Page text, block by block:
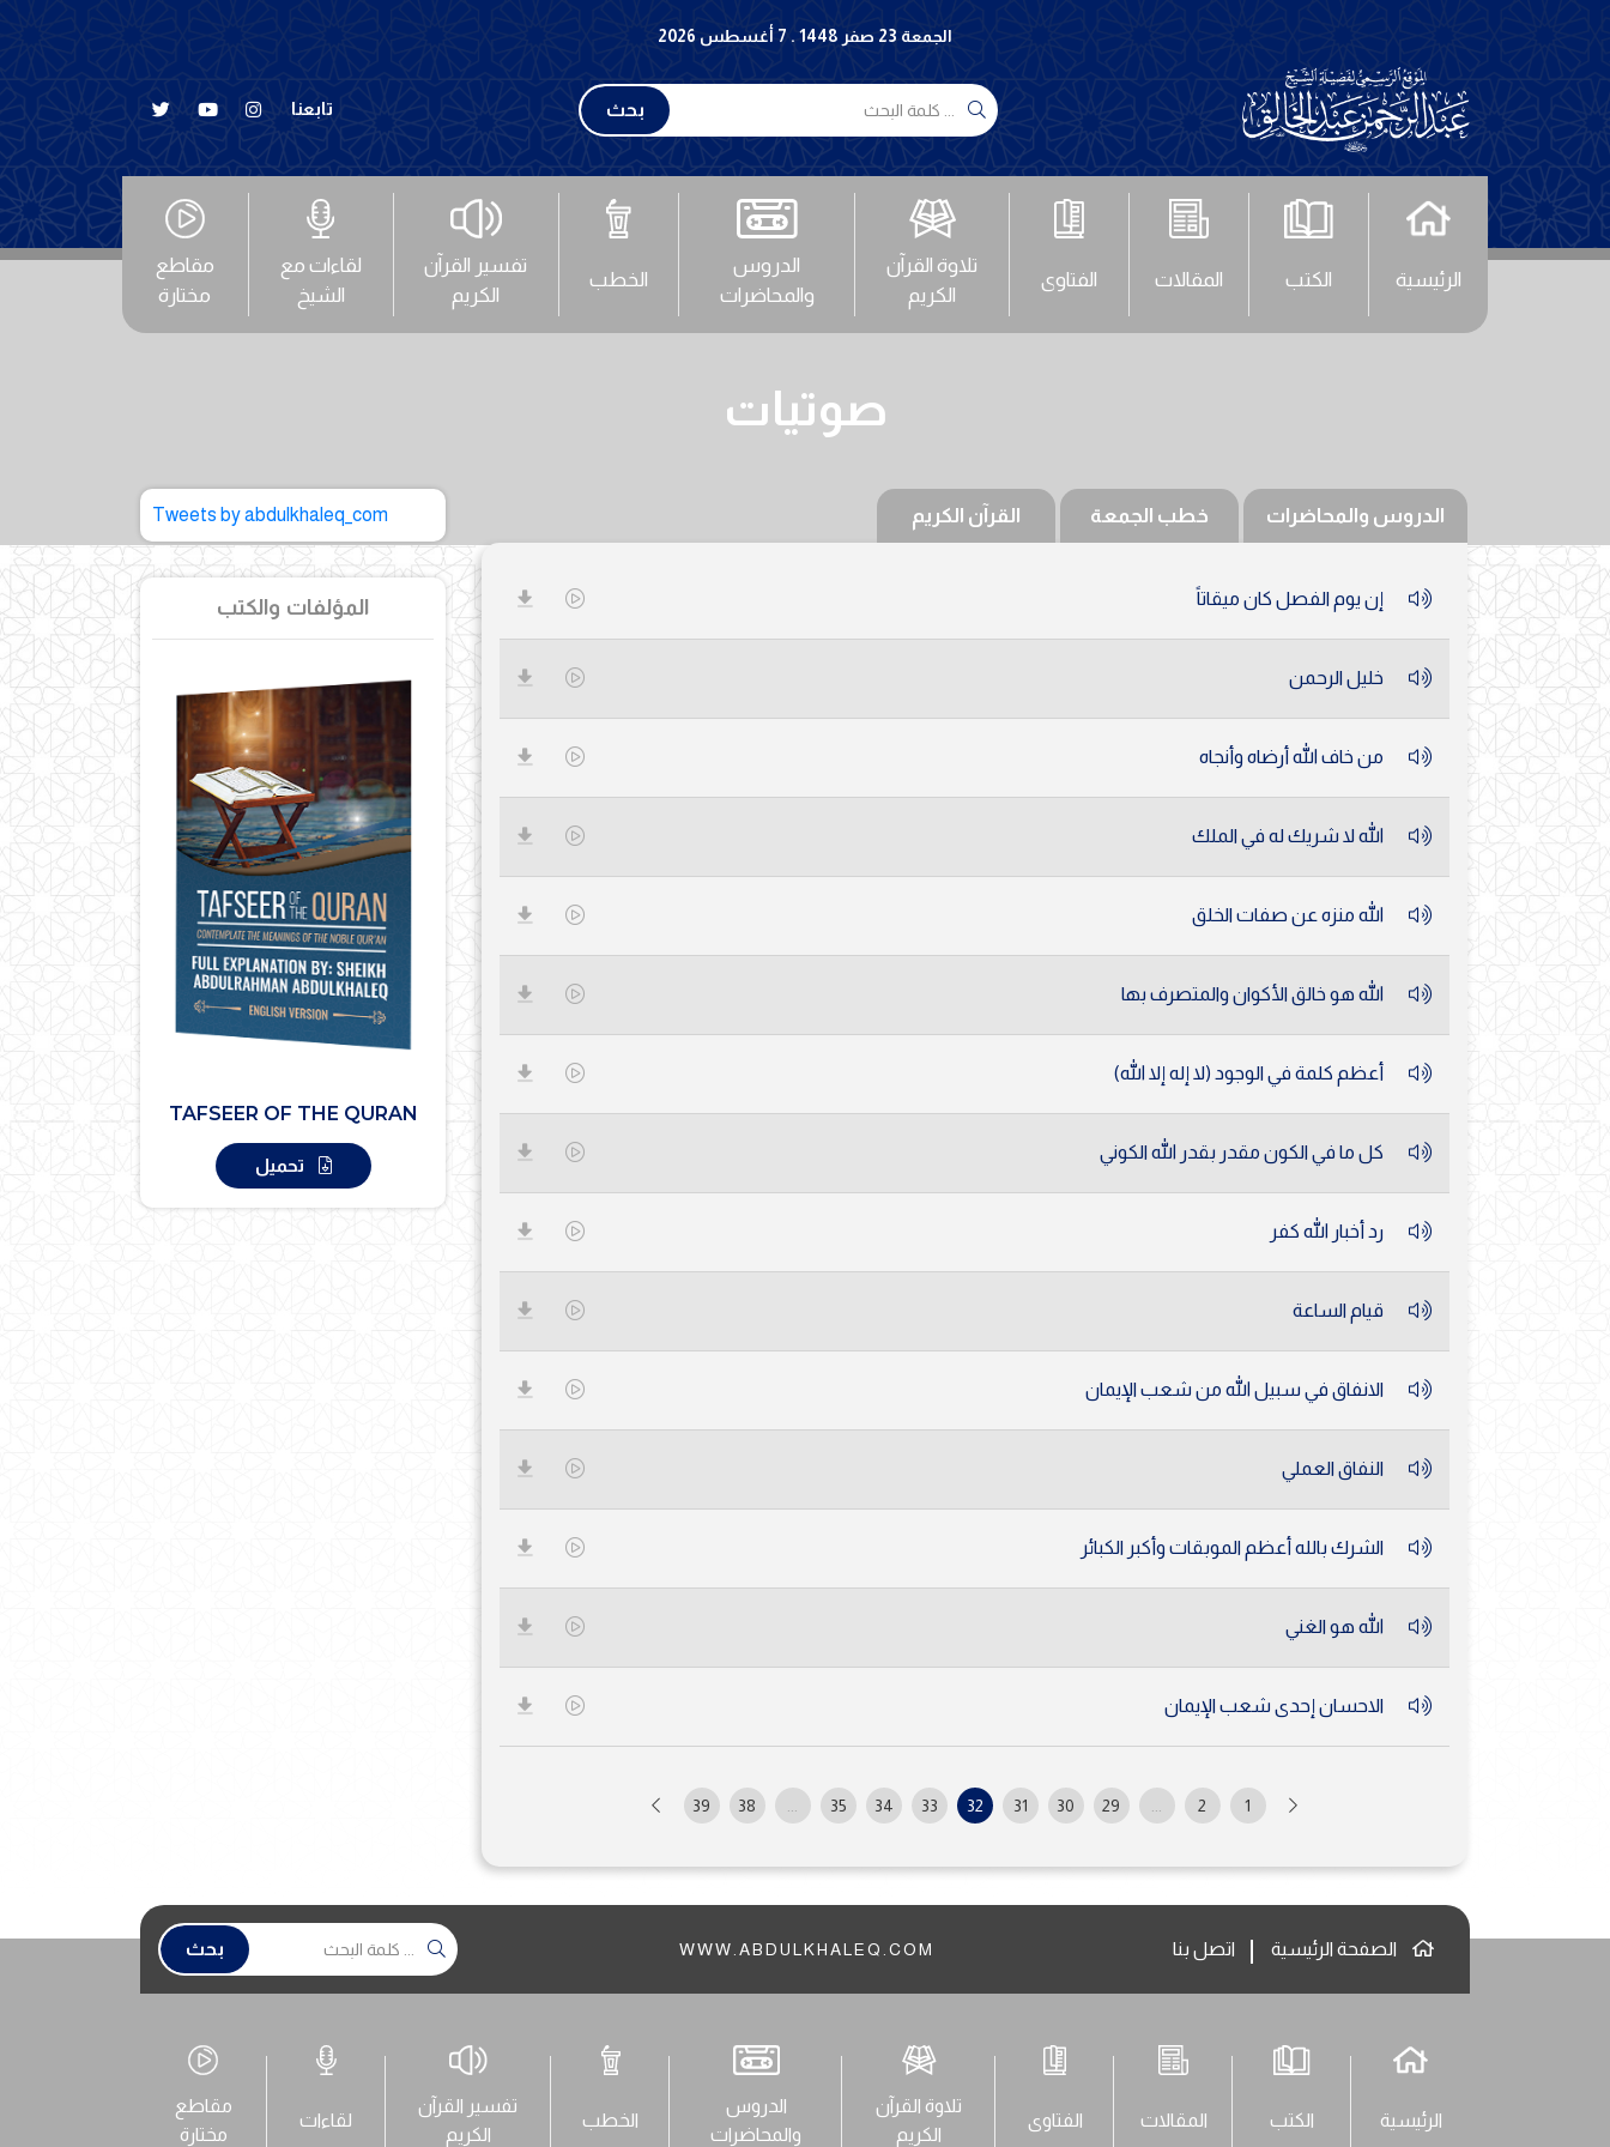
الجمعة 23 صفر 1448 . 7 أغسطس 2026
بحث تابعنا
الرئيسية الكتب المقالات الفتاوى
تلاوة القرآن
الكريم
الدروس
والمحاضرات
الخطب
تفسير القرآن
الكريم
لقاءات مع
الشيخ
مقاطع
مختارة
صوتيات
الدروس والمحاضرات خطب الجمعة القرآن الكريم
إن يوم الفصل كان ميقاتاً
خليل الرحمن
من خاف الله أرضاه وأنجاه
الله لا شريك له في الملك
الله منزه عن صفات الخلق
الله هو خالق الأكوان والمتصرف بها
أعظم كلمة في الوجود (لا إله إلا الله)
كل ما في الكون مقدر بقدر الله الكوني
رد أخبار الله كفر
قيام الساعة
الانفاق في سبيل الله من شعب الإيمان
النفاق العملي
الشرك بالله أعظم الموبقات وأكبر الكبائر
الله هو الغني
الاحسان إحدى شعب الإيمان
1
2
...
29
30
31
32
33
34
35
...
38
39
Tweets by abdulkhaleq_com
المؤلفات والكتب
TAFSEER OF THE QURAN
تحميل
الصفحة الرئيسية اتصل بنا WWW.ABDULKHALEQ.COM بحث
الرئيسية الكتب المقالات الفتاوى
تلاوة القرآن
الكريم
الدروس
والمحاضرات
الخطب
تفسير القرآن
الكريم
لقاءات
مقاطع
مختارة